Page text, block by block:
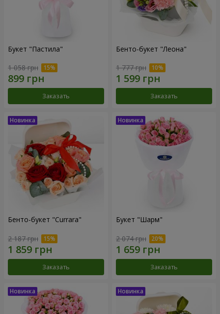
Букет "Пастила"
1 058 грн
Заказать
Бенто-букет "Леона"
1 777 грн
Заказать
Бенто-букет "Currara"
2 187 грн
Заказать
Букет "Шарм"
2 074 грн
Заказать